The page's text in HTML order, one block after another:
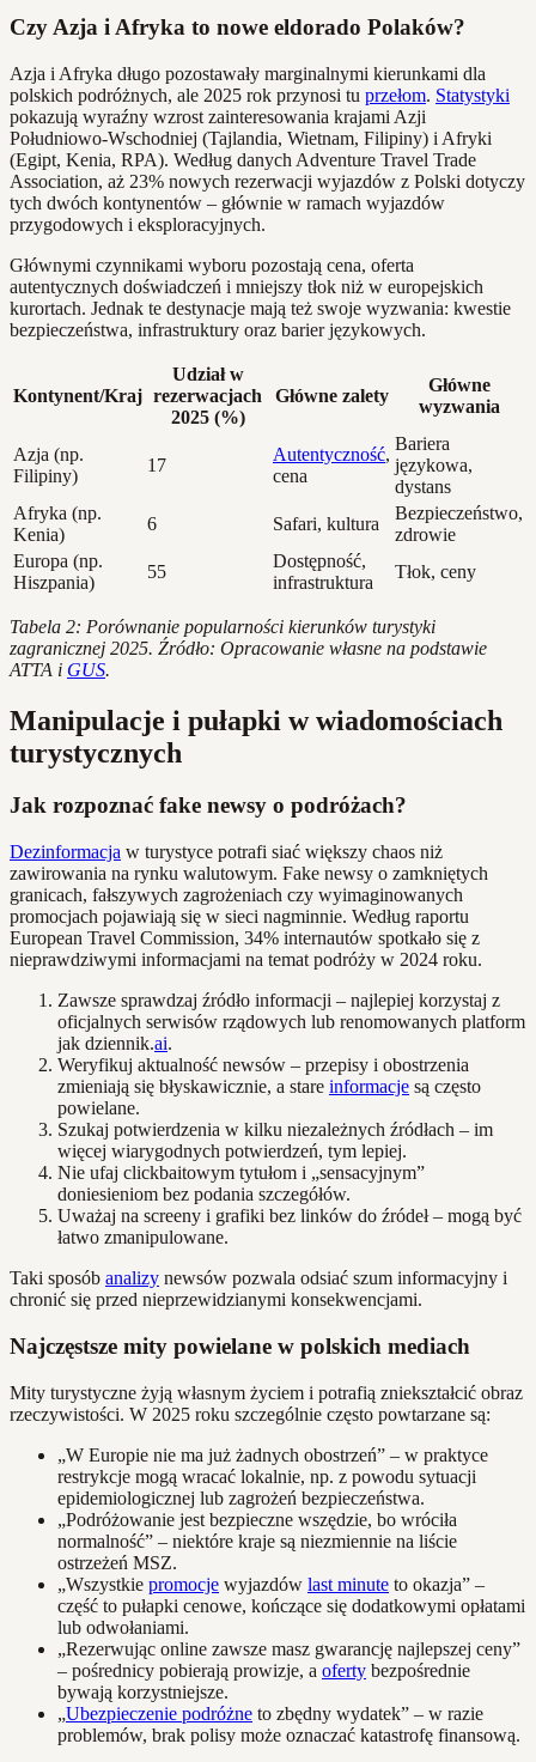
Czy Azja i Afryka to nowe eldorado Polaków?
Azja i Afryka długo pozostawały marginalnymi kierunkami dla
polskich podróżnych, ale 2025 rok przynosi tu przełom. Statystyki
pokazują wyraźny wzrost zainteresowania krajami Azji
Południowo-Wschodniej (Tajlandia, Wietnam, Filipiny) i Afryki
(Egipt, Kenia, RPA). Według danych Adventure Travel Trade
Association, aż 23% nowych rezerwacji wyjazdów z Polski dotyczy
tych dwóch kontynentów – głównie w ramach wyjazdów
przygodowych i eksploracyjnych.
Głównymi czynnikami wyboru pozostają cena, oferta
autentycznych doświadczeń i mniejszy tłok niż w europejskich
kurortach. Jednak te destynacje mają też swoje wyzwania: kwestie
bezpieczeństwa, infrastruktury oraz barier językowych.
Kontynent/Kraj
Udział w
rezerwacjach
2025 (%)
Główne zalety
Główne
wyzwania
Azja (np.
Filipiny)
17
Autentyczność,
cena
Bariera
językowa,
dystans
Afryka (np.
Kenia)
6 Safari, kultura
Bezpieczeństwo,
zdrowie
Europa (np.
Hiszpania)
55
Dostępność,
infrastruktura
Tłok, ceny
Tabela 2: Porównanie popularności kierunków turystyki
zagranicznej 2025. Źródło: Opracowanie własne na podstawie
ATTA i GUS.
Manipulacje i pułapki w wiadomościach
turystycznych
Jak rozpoznać fake newsy o podróżach?
Dezinformacja w turystyce potrafi siać większy chaos niż
zawirowania na rynku walutowym. Fake newsy o zamkniętych
granicach, fałszywych zagrożeniach czy wyimaginowanych
promocjach pojawiają się w sieci nagminnie. Według raportu
European Travel Commission, 34% internautów spotkało się z
nieprawdziwymi informacjami na temat podróży w 2024 roku.
Zawsze sprawdzaj źródło informacji – najlepiej korzystaj z
oficjalnych serwisów rządowych lub renomowanych platform
jak dziennik.ai.
Weryfikuj aktualność newsów – przepisy i obostrzenia
zmieniają się błyskawicznie, a stare informacje są często
powielane.
Szukaj potwierdzenia w kilku niezależnych źródłach – im
więcej wiarygodnych potwierdzeń, tym lepiej.
Nie ufaj clickbaitowym tytułom i „sensacyjnym”
doniesieniom bez podania szczegółów.
Uważaj na screeny i grafiki bez linków do źródeł – mogą być
łatwo zmanipulowane.
Taki sposób analizy newsów pozwala odsiać szum informacyjny i
chronić się przed nieprzewidzianymi konsekwencjami.
Najczęstsze mity powielane w polskich mediach
Mity turystyczne żyją własnym życiem i potrafią zniekształcić obraz
rzeczywistości. W 2025 roku szczególnie często powtarzane są:
„W Europie nie ma już żadnych obostrzeń” – w praktyce
restrykcje mogą wracać lokalnie, np. z powodu sytuacji
epidemiologicznej lub zagrożeń bezpieczeństwa.
„Podróżowanie jest bezpieczne wszędzie, bo wróciła
normalność” – niektóre kraje są niezmiennie na liście
ostrzeżeń MSZ.
„Wszystkie promocje wyjazdów last minute to okazja” –
część to pułapki cenowe, kończące się dodatkowymi opłatami
lub odwołaniami.
„Rezerwując online zawsze masz gwarancję najlepszej ceny”
– pośrednicy pobierają prowizje, a oferty bezpośrednie
bywają korzystniejsze.
„Ubezpieczenie podróżne to zbędny wydatek” – w razie
problemów, brak polisy może oznaczać katastrofę finansową.